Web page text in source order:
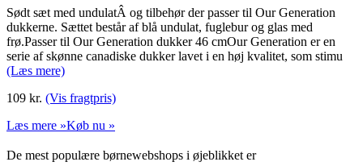
Sødt sæt med undulatÂ og tilbehør der passer til Our Generation
dukkerne. Sættet består af blå undulat, fuglebur og glas med
frø.Passer til Our Generation dukker 46 cmOur Generation er en
serie af skønne canadiske dukker lavet i en høj kvalitet, som stimu
(Læs mere)
109 kr. (Vis fragtpris)
Læs mere »Køb nu »
De mest populære børnewebshops i øjeblikket er